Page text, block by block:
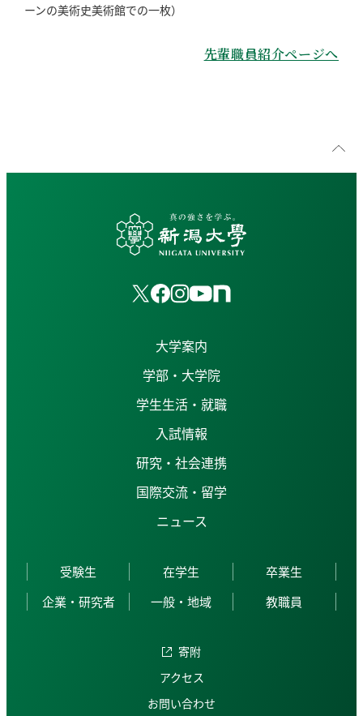
ーンの美術史美術館での一枚）
先輩職員紹介ページへ
大学案内
学部・大学院
学生生活・就職
入試情報
研究・社会連携
国際交流・留学
ニュース
受験生 在学生
卒業生
企業・研究者
一般・地域 教職員
寄附
アクセス
お問い合わせ